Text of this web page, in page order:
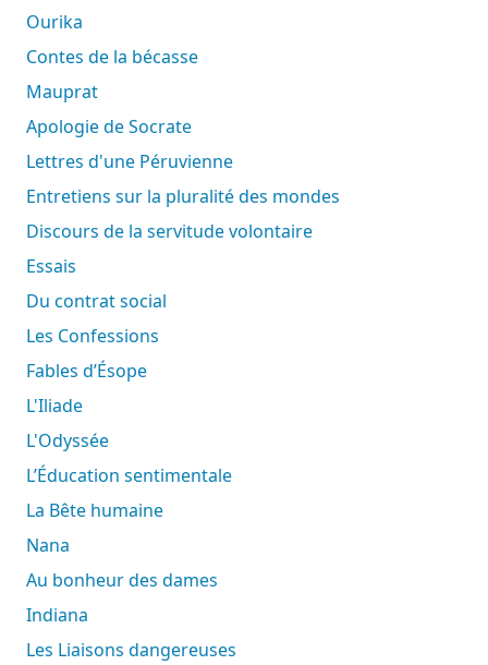
Ourika
Contes de la bécasse
Mauprat
Apologie de Socrate
Lettres d'une Péruvienne
Entretiens sur la pluralité des mondes
Discours de la servitude volontaire
Essais
Du contrat social
Les Confessions
Fables d’Ésope
L'Iliade
L'Odyssée
L’Éducation sentimentale
La Bête humaine
Nana
Au bonheur des dames
Indiana
Les Liaisons dangereuses